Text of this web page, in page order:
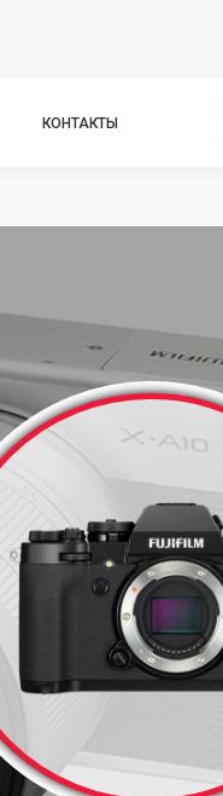
КОНТАКТЫ